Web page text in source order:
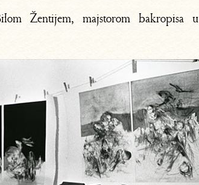
Žentijem, majstorom bakropisa u